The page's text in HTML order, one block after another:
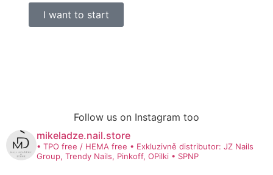
I want to start
Follow us on Instagram too
mikeladze.nail.store
• TPO free / HEMA free • Exkluzivně distributor: JZ Nails
Group, Trendy Nails, Pinkoff, OPilki • SPNP